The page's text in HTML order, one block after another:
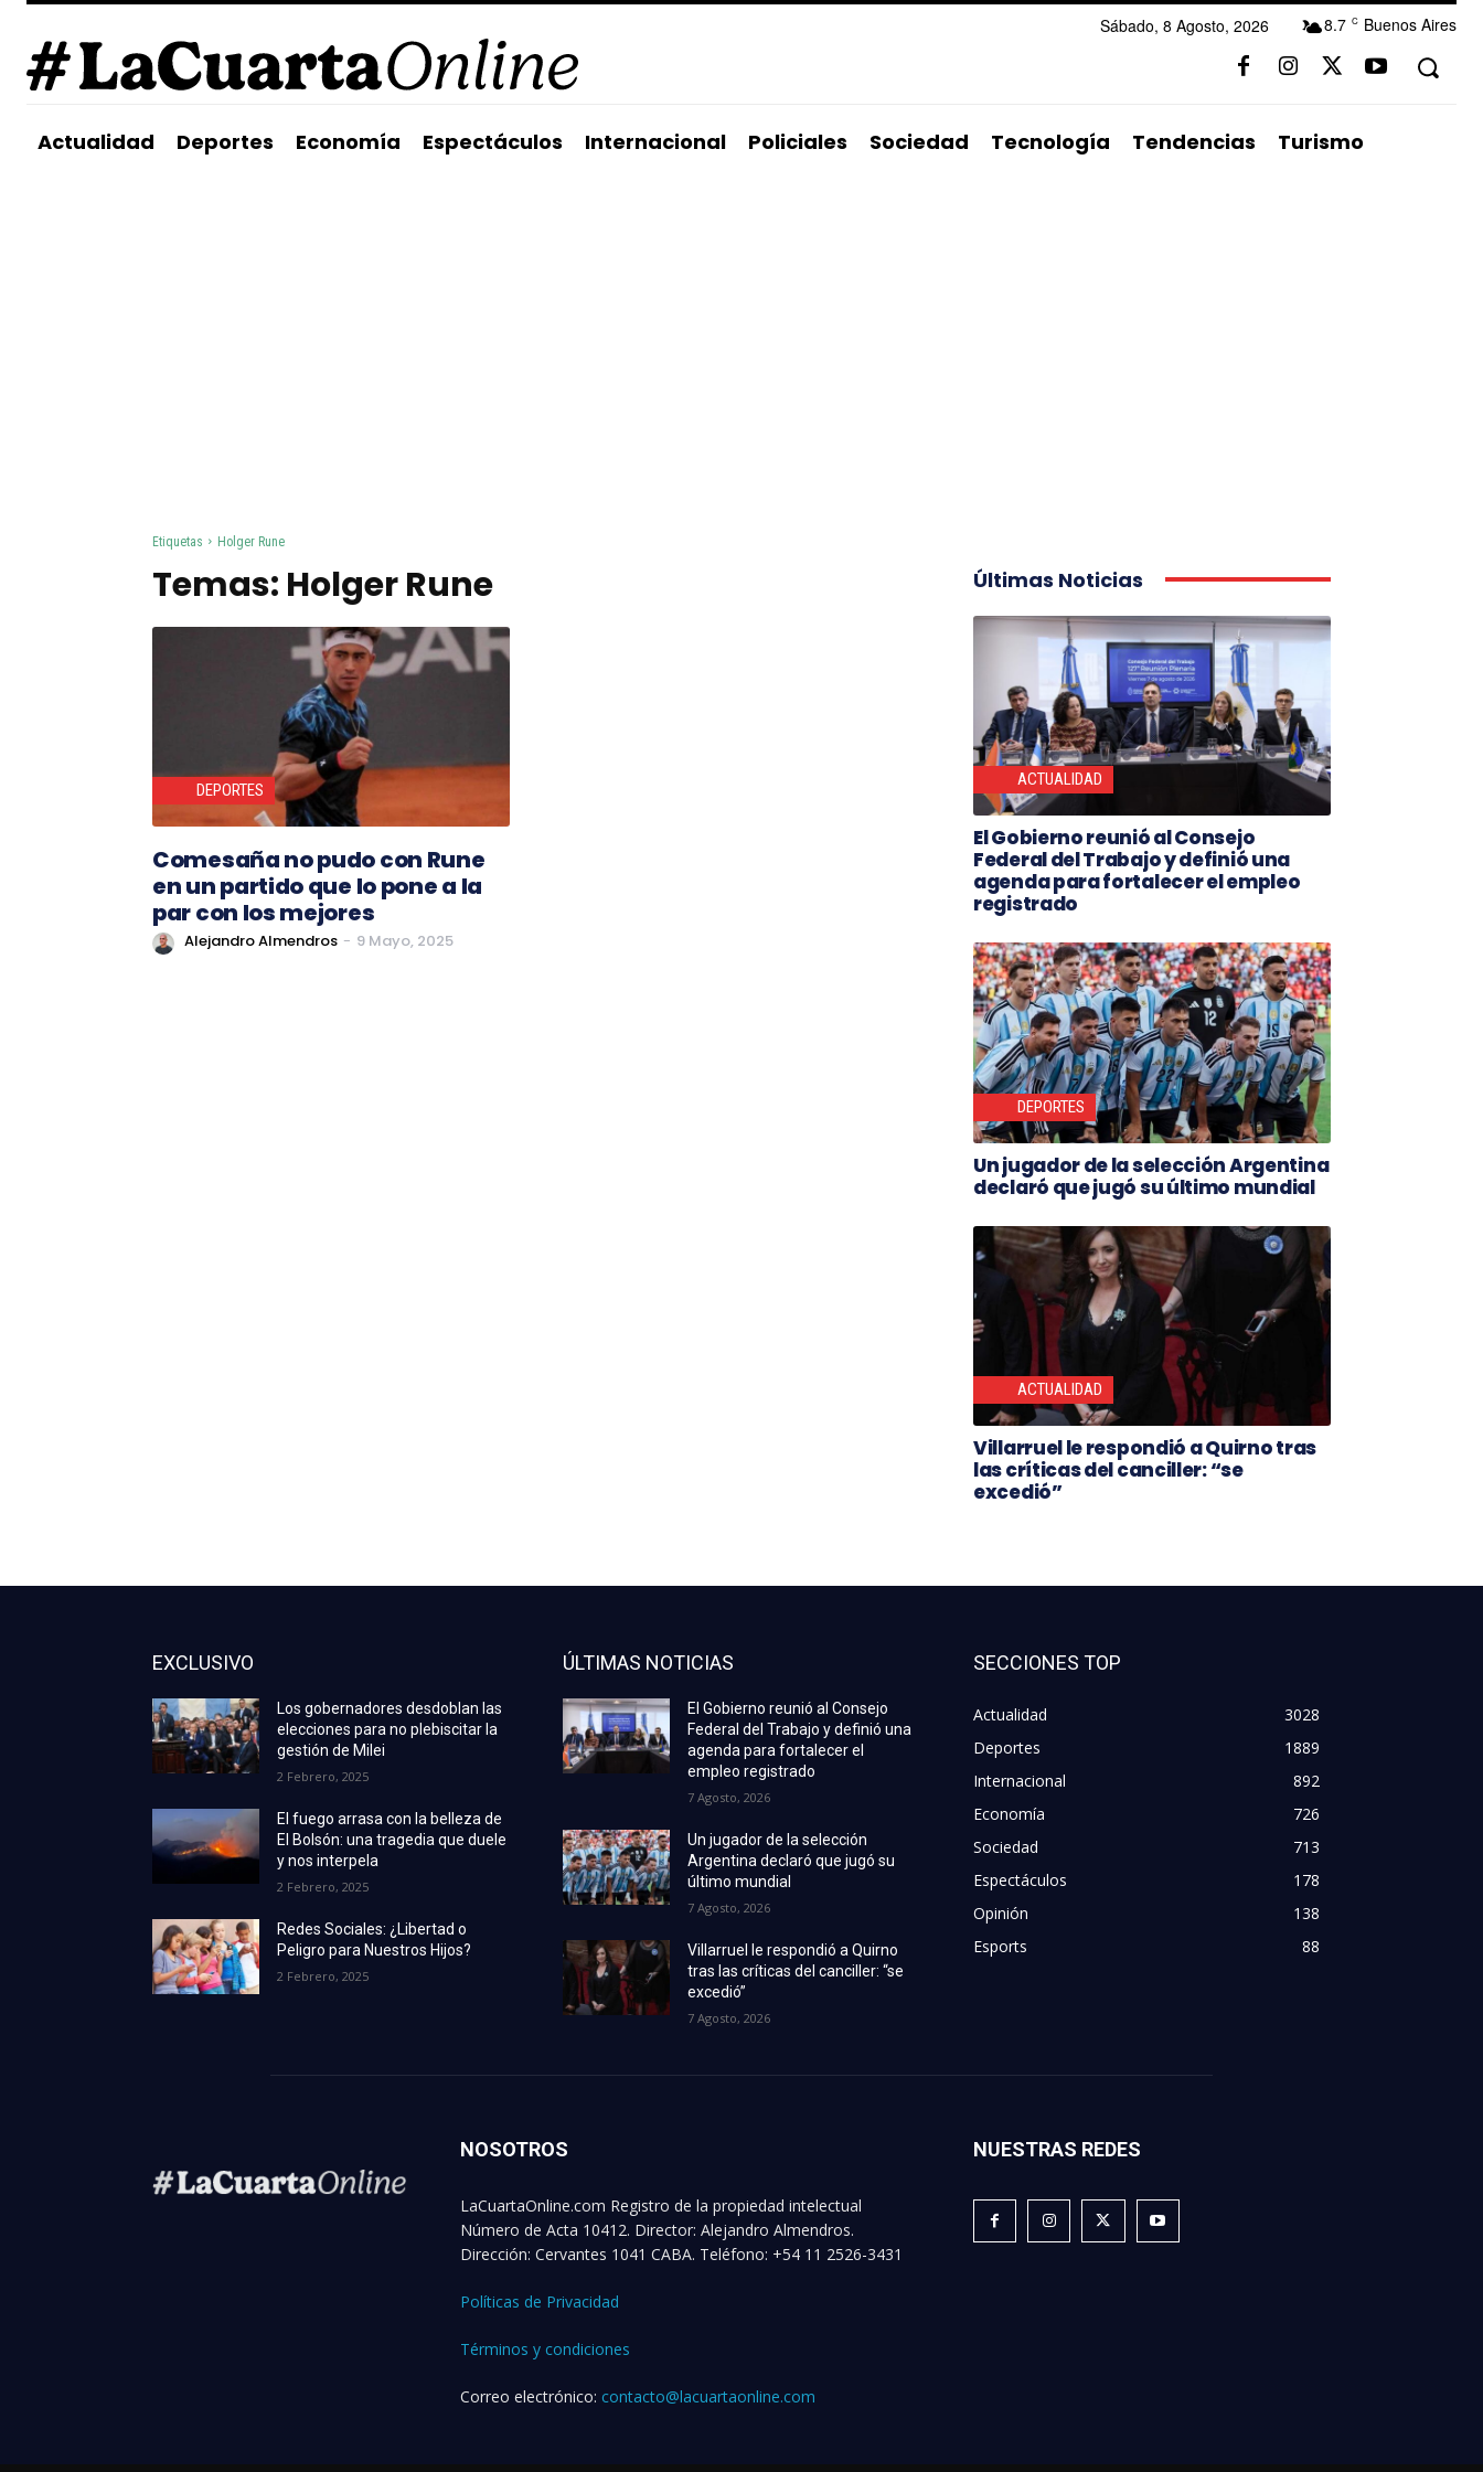
8.7 C Buenos Aires
Sábado, 8 Agosto, 2026
Actualidad Deportes Economía Espectáculos Internacional Policiales Sociedad Tecnología Tendencias Turismo
Etiquetas Holger Rune
Temas: Holger Rune
DEPORTES
Comesaña no pudo con Rune
en un partido que lo pone a la
par con los mejores
Alejandro Almendros - 9 Mayo, 2025
Últimas Noticias
ACTUALIDAD
El Gobierno reunió al Consejo
Federal del Trabajo y definió una
agenda para fortalecer el empleo
registrado
DEPORTES
Un jugador de la selección Argentina
declaró que jugó su último mundial
ACTUALIDAD
Villarruel le respondió a Quirno tras
las críticas del canciller: “se
excedió”
EXCLUSIVO
Los gobernadores desdoblan las
elecciones para no plebiscitar la
gestión de Milei
2 Febrero, 2025
El fuego arrasa con la belleza de
El Bolsón: una tragedia que duele
y nos interpela
2 Febrero, 2025
Redes Sociales: ¿Libertad o
Peligro para Nuestros Hijos?
2 Febrero, 2025
ÚLTIMAS NOTICIAS
El Gobierno reunió al Consejo
Federal del Trabajo y definió una
agenda para fortalecer el
empleo registrado
7 Agosto, 2026
Un jugador de la selección
Argentina declaró que jugó su
último mundial
7 Agosto, 2026
Villarruel le respondió a Quirno
tras las críticas del canciller: “se
excedió”
7 Agosto, 2026
SECCIONES TOP
Actualidad
3028
Deportes
1889
Internacional
892
Economía
726
Sociedad
713
Espectáculos
178
Opinión
138
Esports
88
NOSOTROS
LaCuartaOnline.com Registro de la propiedad intelectual
Número de Acta 10412. Director: Alejandro Almendros.
Dirección: Cervantes 1041 CABA. Teléfono: +54 11 2526-3431
Políticas de Privacidad
Términos y condiciones
Correo electrónico: contacto@lacuartaonline.com
NUESTRAS REDES